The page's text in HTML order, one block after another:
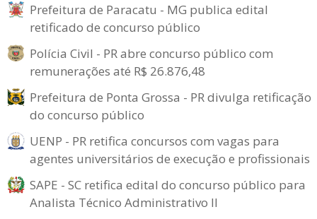
Prefeitura de Paracatu - MG publica edital
retificado de concurso público
Polícia Civil - PR abre concurso público com
remunerações até R$ 26.876,48
Prefeitura de Ponta Grossa - PR divulga retificação
do concurso público
UENP - PR retifica concursos com vagas para
agentes universitários de execução e profissionais
SAPE - SC retifica edital do concurso público para
Analista Técnico Administrativo II